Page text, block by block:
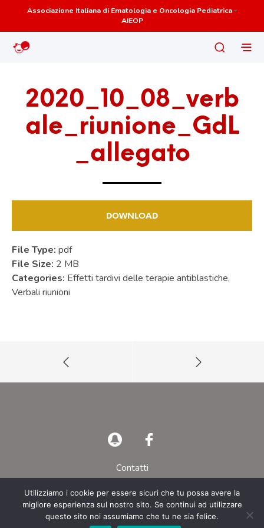
Associazione Italiana di Ematologia e Oncologia Pediatrica -
AIEOP
2020_10_08_verb
ale_riunione_GdL
_allegato
DOWNLOAD
File Type: pdf
File Size: 2 MB
Categories: Effetti tardivi delle terapie antiblastiche,
Verbali riunioni
Contatti
© AIEOP – Tutti i diritti riservati
Utilizziamo i cookie per essere sicuri che tu possa avere la
migliore esperienza sul nostro sito. Se continui ad utilizzare
questo sito noi assumiamo che tu ne sia felice.